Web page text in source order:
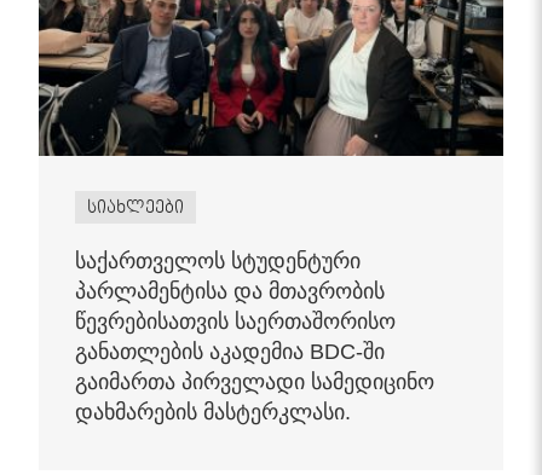
სიახლეები
საქართველოს სტუდენტური
პარლამენტისა და მთავრობის
წევრებისათვის საერთაშორისო
განათლების აკადემია BDC-ში
გაიმართა პირველადი სამედიცინო
დახმარების მასტერკლასი.